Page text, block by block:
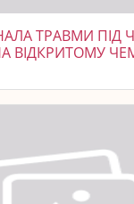
ТРАВМИ ПІД
ВІДКРИТОМУ